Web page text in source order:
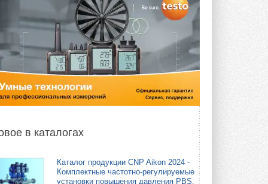
в каталогах
Каталог продукции CNP Aikon 2024 -
Комплектные частотно-регулируемые
установки повышения давления PBS.